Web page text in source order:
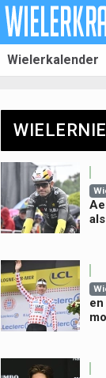
Wielerkalender